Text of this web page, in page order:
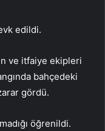
edildi.
ve itfaiye ekipleri
bahçedeki
gördü.
öğrenildi.